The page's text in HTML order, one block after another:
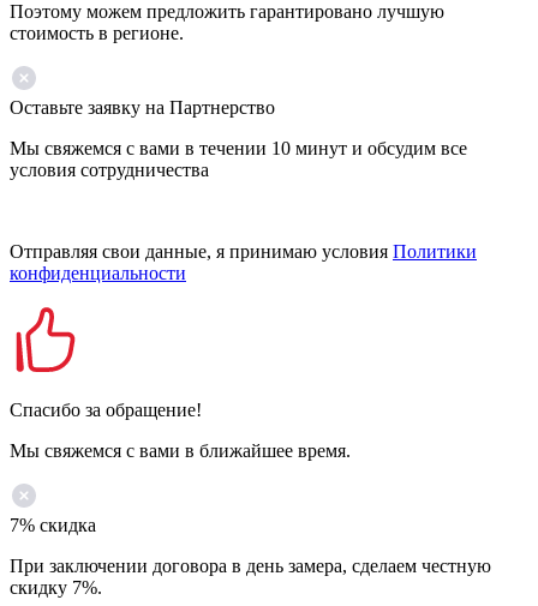
Поэтому можем предложить гарантировано лучшую
стоимость в регионе.
Оставьте заявку на Партнерство
Мы свяжемся с вами в течении 10 минут и обсудим все
условия сотрудничества
Отправляя свои данные, я принимаю условия Политики
конфиденциальности
Спасибо за обращение!
Мы свяжемся с вами в ближайшее время.
7% скидка
При заключении договора в день замера, сделаем честную
скидку 7%.